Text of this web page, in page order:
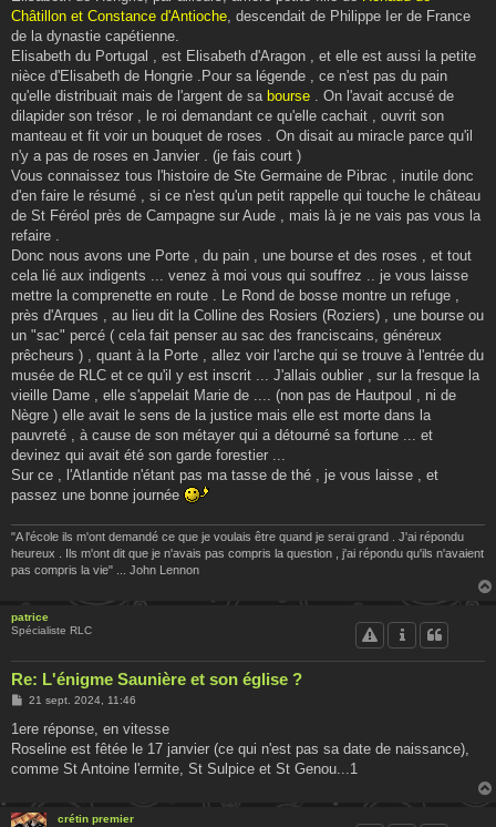
Châtillon et Constance d'Antioche , descendait de Philippe Ier de France
de la dynastie capétienne.
Elisabeth du Portugal , est Elisabeth d'Aragon , et elle est aussi la petite
nièce d'Elisabeth de Hongrie .Pour sa légende , ce n'est pas du pain
qu'elle distribuait mais de l'argent de sa bourse . On l'avait accusé de
dilapider son trésor , le roi demandant ce qu'elle cachait , ouvrit son
manteau et fit voir un bouquet de roses . On disait au miracle parce qu'il
n'y a pas de roses en Janvier . (je fais court )
Vous connaissez tous l'histoire de Ste Germaine de Pibrac , inutile donc
d'en faire le résumé , si ce n'est qu'un petit rappelle qui touche le château
de St Féréol près de Campagne sur Aude , mais là je ne vais pas vous la
refaire .
Donc nous avons une Porte , du pain , une bourse et des roses , et tout
cela lié aux indigents ... venez à moi vous qui souffrez .. je vous laisse
mettre la comprenette en route . Le Rond de bosse montre un refuge ,
près d'Arques , au lieu dit la Colline des Rosiers (Roziers) , une bourse ou
un "sac" percé ( cela fait penser au sac des franciscains, généreux
prêcheurs ) , quant à la Porte , allez voir l'arche qui se trouve à l'entrée du
musée de RLC et ce qu'il y est inscrit ... J'allais oublier , sur la fresque la
vieille Dame , elle s'appelait Marie de .... (non pas de Hautpoul , ni de
Nègre ) elle avait le sens de la justice mais elle est morte dans la
pauvreté , à cause de son métayer qui a détourné sa fortune ... et
devinez qui avait été son garde forestier ...
Sur ce , l'Atlantide n'étant pas ma tasse de thé , je vous laisse , et
passez une bonne journée
"A l'école ils m'ont demandé ce que je voulais être quand je serai grand . J'ai répondu
heureux . Ils m'ont dit que je n'avais pas compris la question , j'ai répondu qu'ils n'avaient
pas compris la vie" ... John Lennon
patrice
Spécialiste RLC
Re: L'énigme Saunière et son église ?
M
s
a
g
21 sept. 2024, 11:46
1ere réponse, en vitesse
Roseline est fêtée le 17 janvier (ce qui n'est pas sa date de naissance),
comme St Antoine l'ermite, St Sulpice et St Genou...1
crétin premier